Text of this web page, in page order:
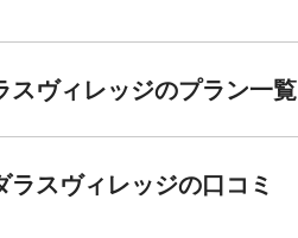
スヴィレッジのプラン一覧
ラスヴィレッジの口コミ